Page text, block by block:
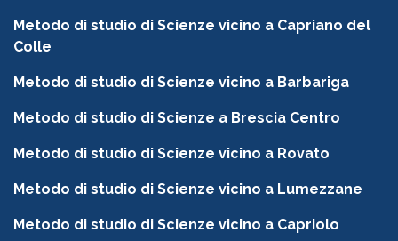
Metodo di studio di Scienze vicino a Capriano del
Colle
Metodo di studio di Scienze vicino a Barbariga
Metodo di studio di Scienze a Brescia Centro
Metodo di studio di Scienze vicino a Rovato
Metodo di studio di Scienze vicino a Lumezzane
Metodo di studio di Scienze vicino a Capriolo